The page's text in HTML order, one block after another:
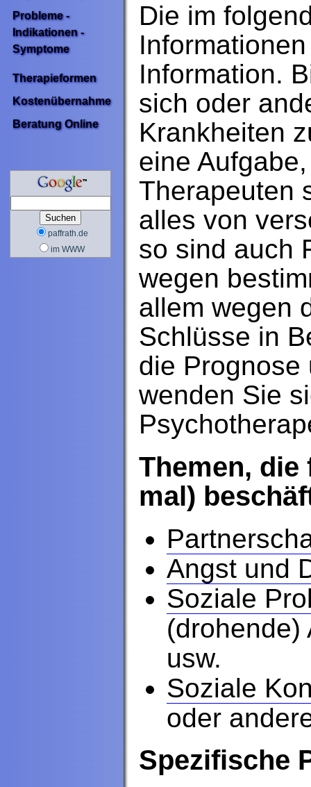
Probleme -
Indikationen -
Symptome
Therapieformen
Kostenübernahme
Beratung Online
paffrath.de
im WWW
Die im
Information.
sich oder
Krankheiten
eine
Therapeuten
alles von
so sind auch
wegen
allem wegen
Schlüsse in
die Prognose
wenden Sie
Themen,
mal)
Angst und
Soziale
(drohende)
usw.
Soziale
oder
Spezifische